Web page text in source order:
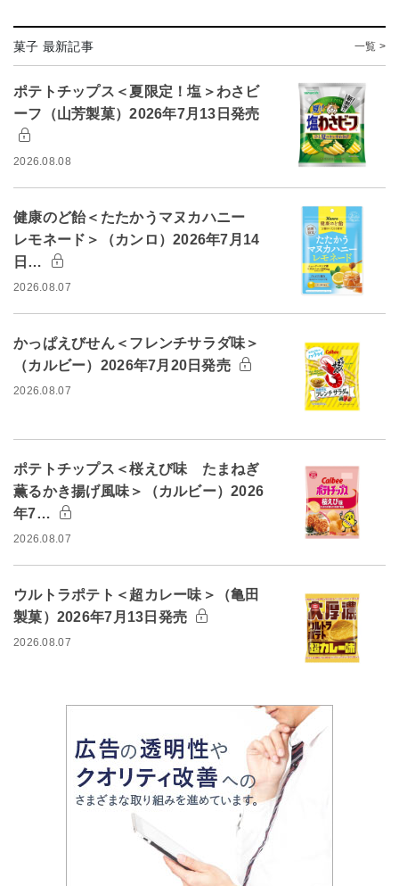
菓子 最新記事 一覧 >
ポテトチップス＜夏限定！塩＞わさビ
ーフ（山芳製菓）2026年7月13日発売
2026.08.08
健康のど飴＜たたかうマヌカハニー
レモネード＞（カンロ）2026年7月14
日…
2026.08.07
かっぱえびせん＜フレンチサラダ味＞
（カルビー）2026年7月20日発売
2026.08.07
ポテトチップス＜桜えび味 たまねぎ
薫るかき揚げ風味＞（カルビー）2026
年7…
2026.08.07
ウルトラポテト＜超カレー味＞（亀田
製菓）2026年7月13日発売
2026.08.07